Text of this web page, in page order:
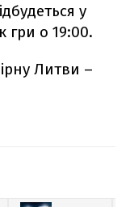
у
гри о 19:00.
Литви –